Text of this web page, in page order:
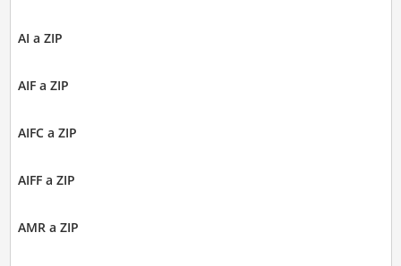
AI a ZIP
AIF a ZIP
AIFC a ZIP
AIFF a ZIP
AMR a ZIP